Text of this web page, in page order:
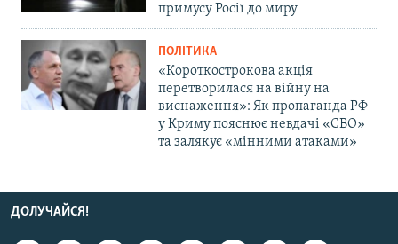
примусу Росії до миру
ПОЛІТИКА
«Короткострокова акція
перетворилася на війну на
виснаження»: Як пропаганда РФ
у Криму пояснює невдачі «СВО»
та залякує «мінними атаками»
ДОЛУЧАЙСЯ!